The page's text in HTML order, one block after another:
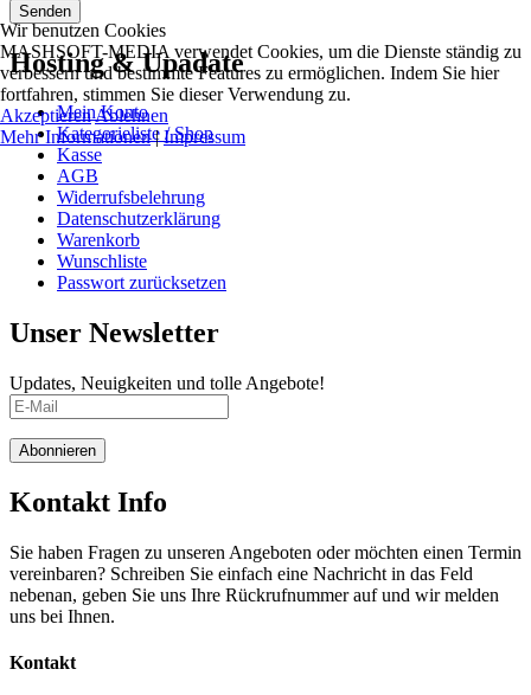
Senden
Hosting & Upadate
Mein Konto
Kategorieliste / Shop
Kasse
AGB
Widerrufsbelehrung
Datenschutzerklärung
Warenkorb
Wunschliste
Passwort zurücksetzen
Unser Newsletter
Updates, Neuigkeiten und tolle Angebote!
Abonnieren
Kontakt Info
Sie haben Fragen zu unseren Angeboten oder möchten einen Termin
vereinbaren? Schreiben Sie einfach eine Nachricht in das Feld
nebenan, geben Sie uns Ihre Rückrufnummer auf und wir melden
uns bei Ihnen.
Kontakt
Wir benutzen Cookies
MASHSOFT-MEDIA verwendet Cookies, um die Dienste ständig zu
verbessern und bestimmte Features zu ermöglichen. Indem Sie hier
fortfahren, stimmen Sie dieser Verwendung zu.
AkzeptierenAblehnen
Mehr Informationen|Impressum